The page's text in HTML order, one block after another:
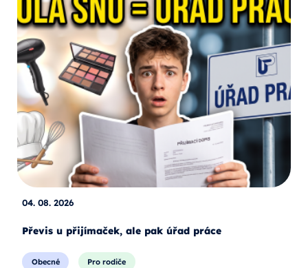
04. 08. 2026
Převis u přijímaček, ale pak úřad práce
Obecné Pro rodiče